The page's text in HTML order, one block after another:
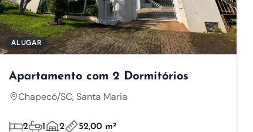
ALUGAR
Apartamento com 2 Dormitórios
Chapecó/SC, Santa Maria
2 1 2 52,00 m²